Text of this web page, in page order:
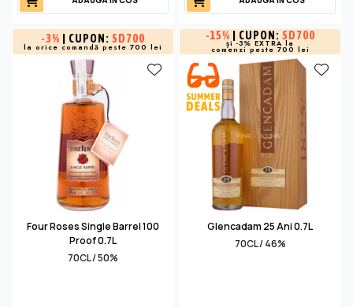
-3% | CUPON: SD700
la orice comandă peste 700 lei
Four Roses Single Barrel 100
Proof 0.7L
70CL / 50%
-15% | CUPON: SD700
și -3% EXTRA la
comenzi peste 700 lei
Glencadam 25 Ani 0.7L
70CL / 46%